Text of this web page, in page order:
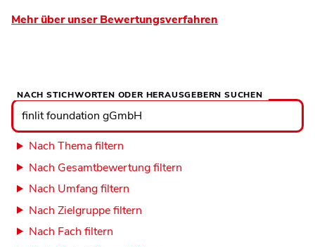
Mehr über unser Bewertungsverfahren
Nach
Stichworten
oder
Herausgebern
suchen
NACH STICHWORTEN ODER HERAUSGEBERN SUCHEN
Nach Thema filtern
Nach Gesamtbewertung filtern
Nach Umfang filtern
Nach Zielgruppe filtern
Nach Fach filtern